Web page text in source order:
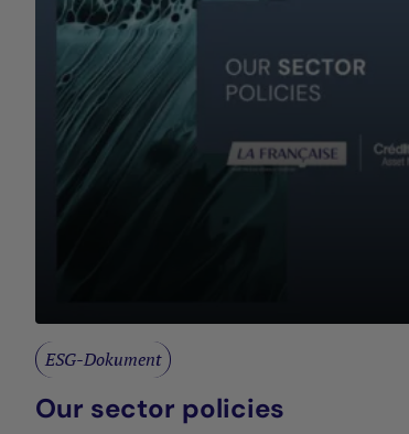
ESG-Dokument
Our sector policies